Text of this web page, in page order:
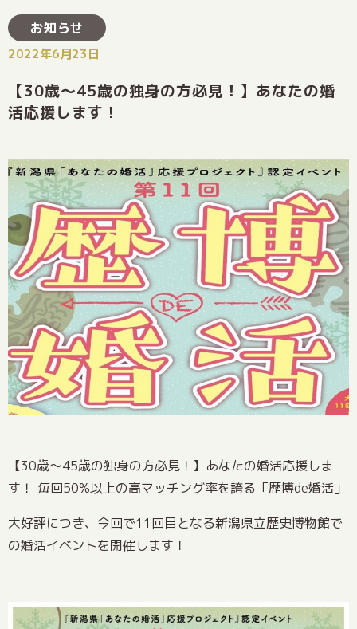
お知らせ
2022年6月23日
【30歳～45歳の独身の方必見！】あなたの婚
活応援します！
【30歳～45歳の独身の方必見！】あなたの婚活応援しま
す！ 毎回50%以上の高マッチング率を誇る「歴博de婚活」
大好評につき、今回で11回目となる新潟県立歴史博物館で
の婚活イベントを開催します！